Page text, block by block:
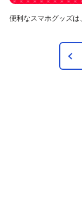
便利なスマホグッズは、